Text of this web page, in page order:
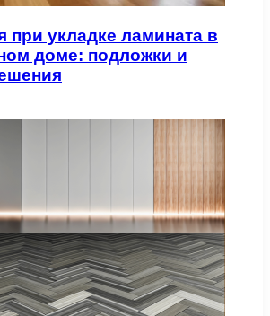
укладке ламината в
доме: подложки и